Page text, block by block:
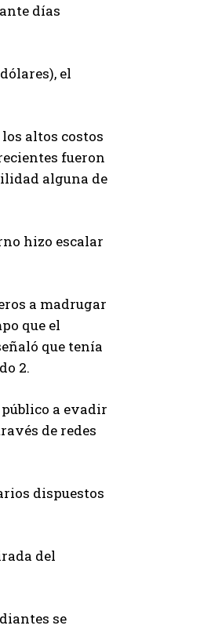
días
el
altos costos
fueron
alguna de
hizo escalar
a madrugar
que el
que tenía
2.
a evadir
de redes
dispuestos
del
se